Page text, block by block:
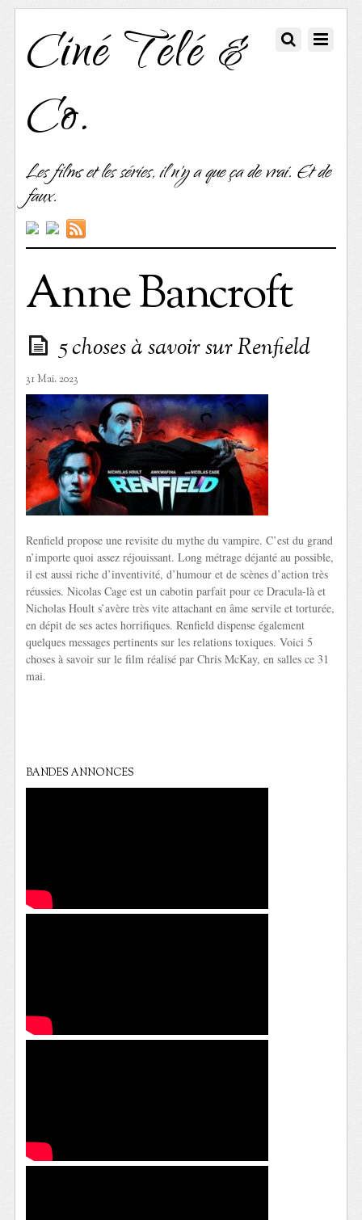
Ciné Télé &
Co.
Les films et les séries, il n'y a que ça de vrai. Et de
faux.
Anne Bancroft
5 choses à savoir sur Renfield
31 Mai. 2023
Renfield propose une revisite du mythe du vampire. C’est du grand
n’importe quoi assez réjouissant. Long métrage déjanté au possible,
il est aussi riche d’inventivité, d’humour et de scènes d’action très
réussies. Nicolas Cage est un cabotin parfait pour ce Dracula-là et
Nicholas Hoult s’avère très vite attachant en âme servile et torturée,
en dépit de ses actes horrifiques. Renfield dispense également
quelques messages pertinents sur les relations toxiques. Voici 5
choses à savoir sur le film réalisé par Chris McKay, en salles ce 31
mai.
BANDES ANNONCES